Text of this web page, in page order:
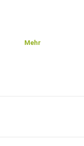
Mehr